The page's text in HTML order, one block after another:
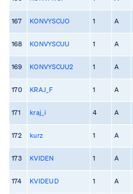
167 KONVYSCUO 1 A
168 KONVYSCUU 1 A
169 KONVYSCUU2 1 A
170 KRAJ_F 1 A
171 kraj_i 4 A
172 kurz 1 A
173 KVIDEN 1 A
174 KVIDEUD 1 A